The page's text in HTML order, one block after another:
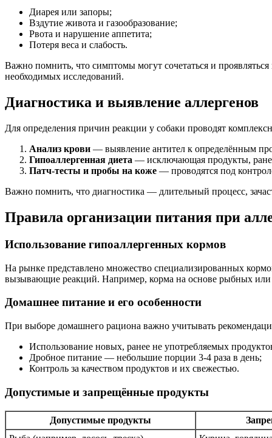
Диарея или запоры;
Вздутие живота и газообразование;
Рвота и нарушение аппетита;
Потеря веса и слабость.
Важно помнить, что симптомы могут сочетаться и
необходимых исследований.
Диагностика и выявление аллергенов
Для определения причин реакции у собаки проводят
Анализ крови — выявление антител к определённым
Гипоаллергенная диета — исключающая продукты,
Патч-тесты и пробы на коже — проводятся под
Важно помнить, что диагностика — длительный процесс,
Правила организации питания при
Использование гипоаллергенных кормов
На рынке представлено множество специализированных
вызывающие реакций. Например, корма на основе рыбных или
Домашнее питание и его особенности
При выборе домашнего рациона важно учитывать
Использование новых, ранее не употребляемых
Дробное питание — небольшие порции 3-4 раза в день;
Контроль за качеством продуктов и их свежестью.
Допустимые и запрещённые продукты
Допустимые продукты